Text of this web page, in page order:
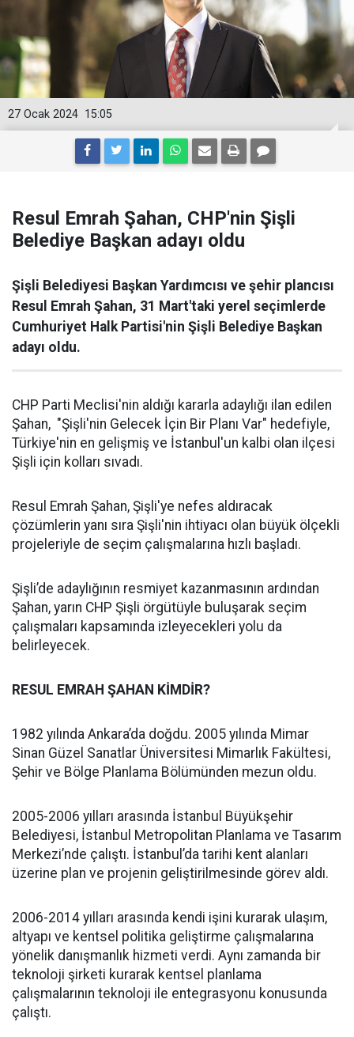
15:05
27 Ocak 2024
Resul Emrah Şahan, CHP'nin Şişli
Belediye Başkan adayı oldu
Şişli Belediyesi Başkan Yardımcısı ve şehir plancısı
Resul Emrah Şahan, 31 Mart'taki yerel seçimlerde
Cumhuriyet Halk Partisi'nin Şişli Belediye Başkan
adayı oldu.
CHP Parti Meclisi'nin aldığı kararla adaylığı ilan edilen
Şahan, "Şişli'nin Gelecek İçin Bir Planı Var" hedefiyle,
Türkiye'nin en gelişmiş ve İstanbul'un kalbi olan ilçesi
Şişli için kolları sıvadı.
Resul Emrah Şahan, Şişli'ye nefes aldıracak
çözümlerin yanı sıra Şişli'nin ihtiyacı olan büyük ölçekli
projeleriyle de seçim çalışmalarına hızlı başladı.
Şişli’de adaylığının resmiyet kazanmasının ardından
Şahan, yarın CHP Şişli örgütüyle buluşarak seçim
çalışmaları kapsamında izleyecekleri yolu da
belirleyecek.
RESUL EMRAH ŞAHAN KİMDİR?
1982 yılında Ankara’da doğdu. 2005 yılında Mimar
Sinan Güzel Sanatlar Üniversitesi Mimarlık Fakültesi,
Şehir ve Bölge Planlama Bölümünden mezun oldu.
2005-2006 yılları arasında İstanbul Büyükşehir
Belediyesi, İstanbul Metropolitan Planlama ve Tasarım
Merkezi’nde çalıştı. İstanbul’da tarihi kent alanları
üzerine plan ve projenin geliştirilmesinde görev aldı.
2006-2014 yılları arasında kendi işini kurarak ulaşım,
altyapı ve kentsel politika geliştirme çalışmalarına
yönelik danışmanlık hizmeti verdi. Aynı zamanda bir
teknoloji şirketi kurarak kentsel planlama
çalışmalarının teknoloji ile entegrasyonu konusunda
çalıştı.